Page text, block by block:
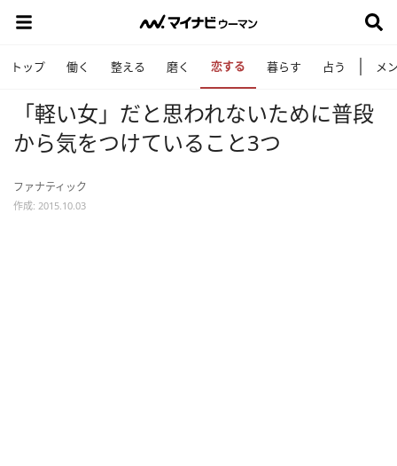
トップ 働く 整える 磨く 恋する 暮らす 占う メ
「軽い女」だと思われないために普段
から気をつけていること3つ
ファナティック
作成: 2015.10.03